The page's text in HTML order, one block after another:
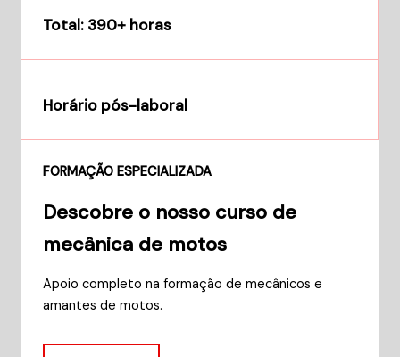
Total: 390+ horas
Horário pós-laboral
FORMAÇÃO ESPECIALIZADA
Descobre o nosso curso de
mecânica de motos
Apoio completo na formação de mecânicos e
amantes de motos.